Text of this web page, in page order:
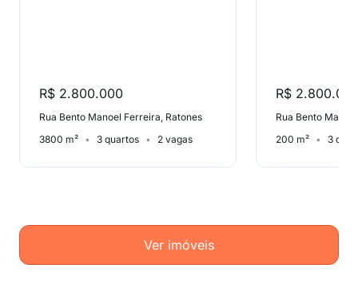
R$ 2.800.000
Rua Bento Manoel Ferreira, Ratones
3800 m²
3 quartos 2 vagas
R$
Rua Bento
200 m²
3
Ver imóveis